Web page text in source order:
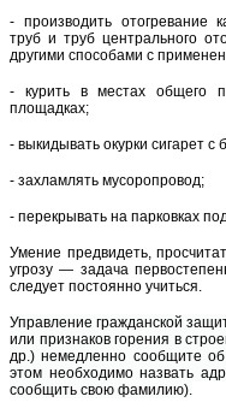
- производить отогревание
труб и труб центрального
другими способами с
- курить в местах общего
площадках;
- выкидывать окурки сигарет с
- захламлять мусоропровод;
- перекрывать на парковках
Умение предвидеть,
угрозу — задача
следует постоянно учиться.
Управление гражданской
или признаков горения в
др.) немедленно сообщите
этом необходимо назвать
сообщить свою фамилию).